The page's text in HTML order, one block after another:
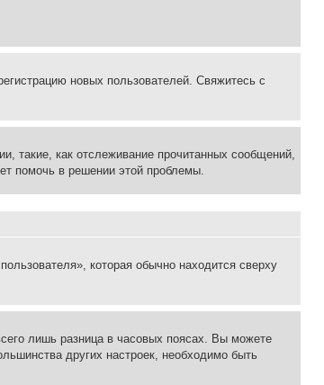
новых пользователей. Свяжитесь с
такие, как отслеживание прочитанных сообщений,
помочь в решении этой проблемы.
которая обычно находится сверху
лишь разница в часовых поясах. Вы можете
других настроек, необходимо быть